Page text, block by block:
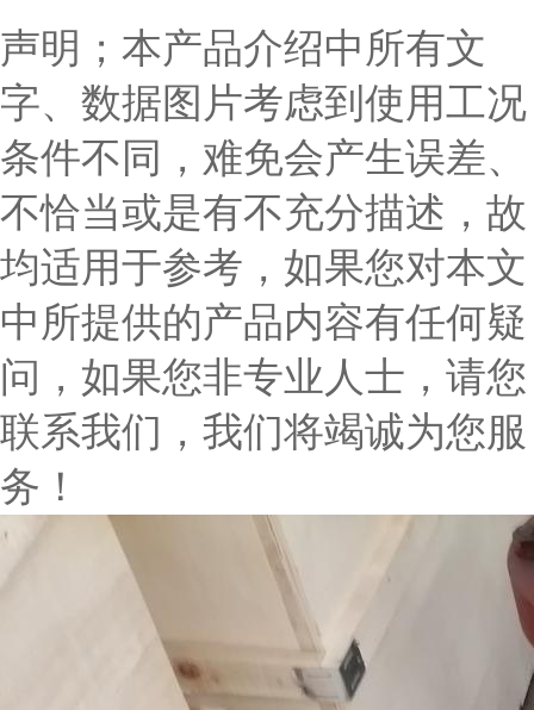
声明；本产品介绍中所有文
字、数据图片考虑到使用工况
条件不同，难免会产生误差、
不恰当或是有不充分描述，故
均适用于参考，如果您对本文
中所提供的产品内容有任何疑
问，如果您非专业人士，请您
联系我们，我们将竭诚为您服
务！